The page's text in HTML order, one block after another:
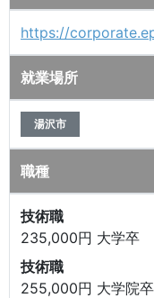
https://
就業場所
湯沢市
職種
技術職
235,000円 大学卒
技術職
255,000円 大学院卒